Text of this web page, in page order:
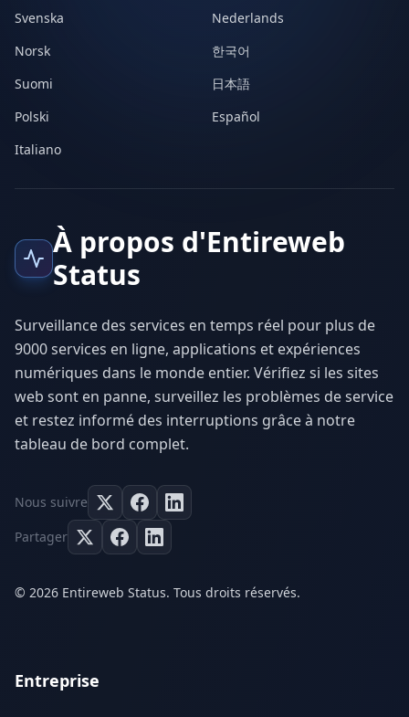
Svenska
Nederlands
Norsk
한국어
Suomi
日本語
Polski
Español
Italiano
À propos d'Entireweb
Status
Surveillance des services en temps réel pour plus de
9000 services en ligne, applications et expériences
numériques dans le monde entier. Vérifiez si les sites
web sont en panne, surveillez les problèmes de service
et restez informé des interruptions grâce à notre
tableau de bord complet.
Nous suivre
Partager
© 2026 Entireweb Status. Tous droits réservés.
Entreprise